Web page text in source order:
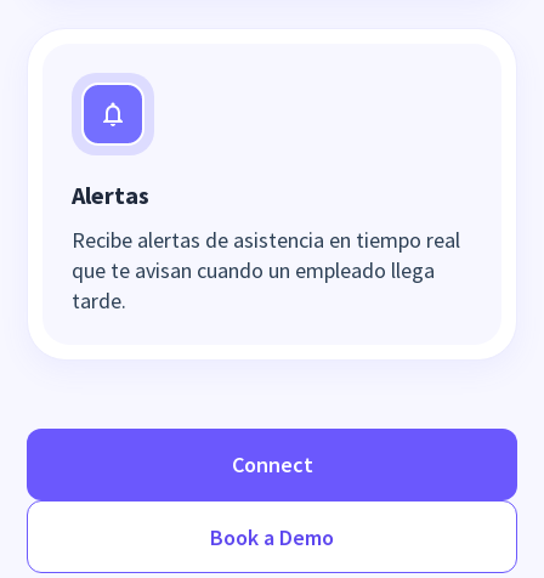
Alertas
Recibe alertas de asistencia en tiempo real
que te avisan cuando un empleado llega
tarde.
Connect
Book a Demo